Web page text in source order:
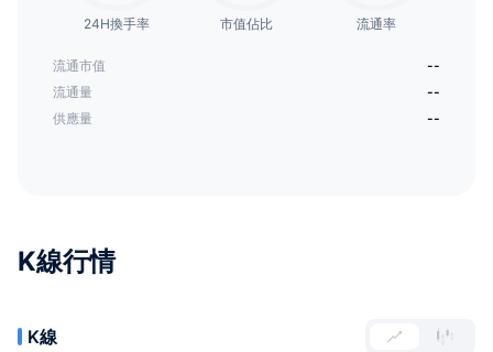
24H換手率 市值佔比 流通率
流通市值
--
流通量
--
供應量
--
K線行情
K線